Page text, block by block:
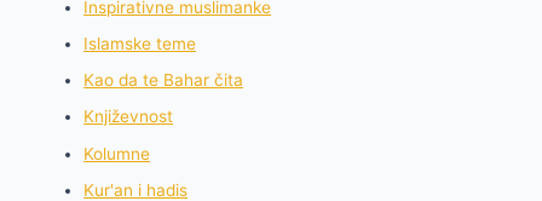
Inspirativne muslimanke
Islamske teme
Kao da te Bahar čita
Književnost
Kolumne
Kur'an i hadis